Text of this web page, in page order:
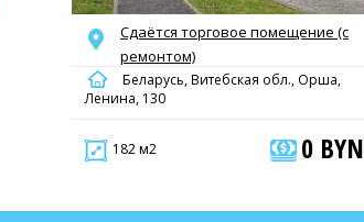
Сдаётся торговое помещение (с
ремонтом)
Беларусь, Витебская обл., Орша,
Ленина, 130
182 м2 0 BYN